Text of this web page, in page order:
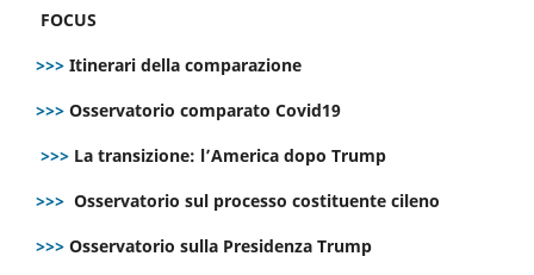
FOCUS
>>> Itinerari della comparazione
>>> Osservatorio comparato Covid19
>>> La transizione: l’America dopo Trump
>>> Osservatorio sul processo costituente cileno
>>> Osservatorio sulla Presidenza Trump